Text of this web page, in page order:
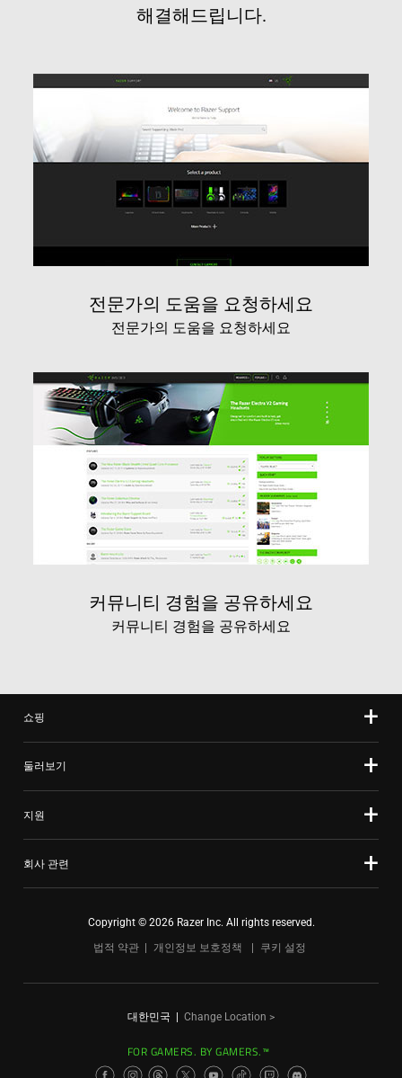
해결해드립니다.
전문가의 도움을 요청하세요
전문가의 도움을 요청하세요
커뮤니티 경험을 공유하세요
커뮤니티 경험을 공유하세요
쇼핑
둘러보기
지원
회사 관련
Copyright © 2026 Razer Inc. All rights reserved.
법적 약관
개인정보 보호정책 쿠키 설정
대한민국 Change Location >
FOR GAMERS. BY GAMERS.™